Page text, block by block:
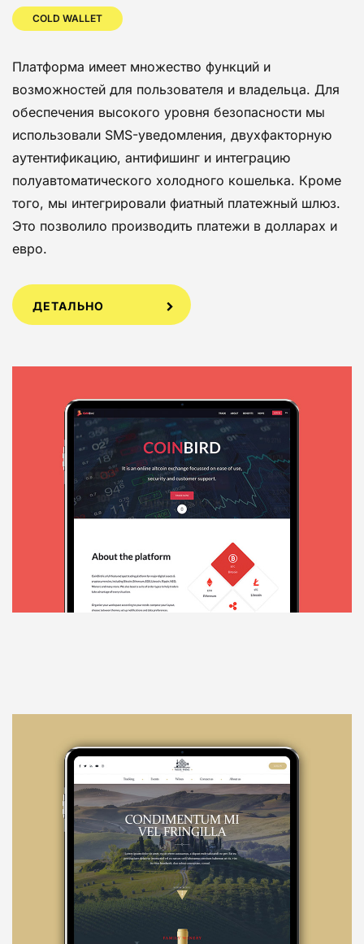
COLD WALLET
Платформа имеет множество функций и
возможностей для пользователя и владельца. Для
обеспечения высокого уровня безопасности мы
использовали SMS-уведомления, двухфакторную
аутентификацию, антифишинг и интеграцию
полуавтоматического холодного кошелька. Кроме
того, мы интегрировали фиатный платежный шлюз.
Это позволило производить платежи в долларах и
евро.
ДЕТАЛЬНО